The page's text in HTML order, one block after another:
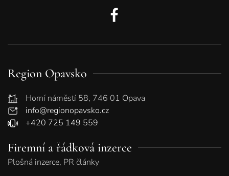
Region Opavsko
Horní náměstí 58, 746 01 Opava
info@regionopavsko.cz
+420 725 149 559
Firemní a řádková inzerce
Plošná inzerce, PR články